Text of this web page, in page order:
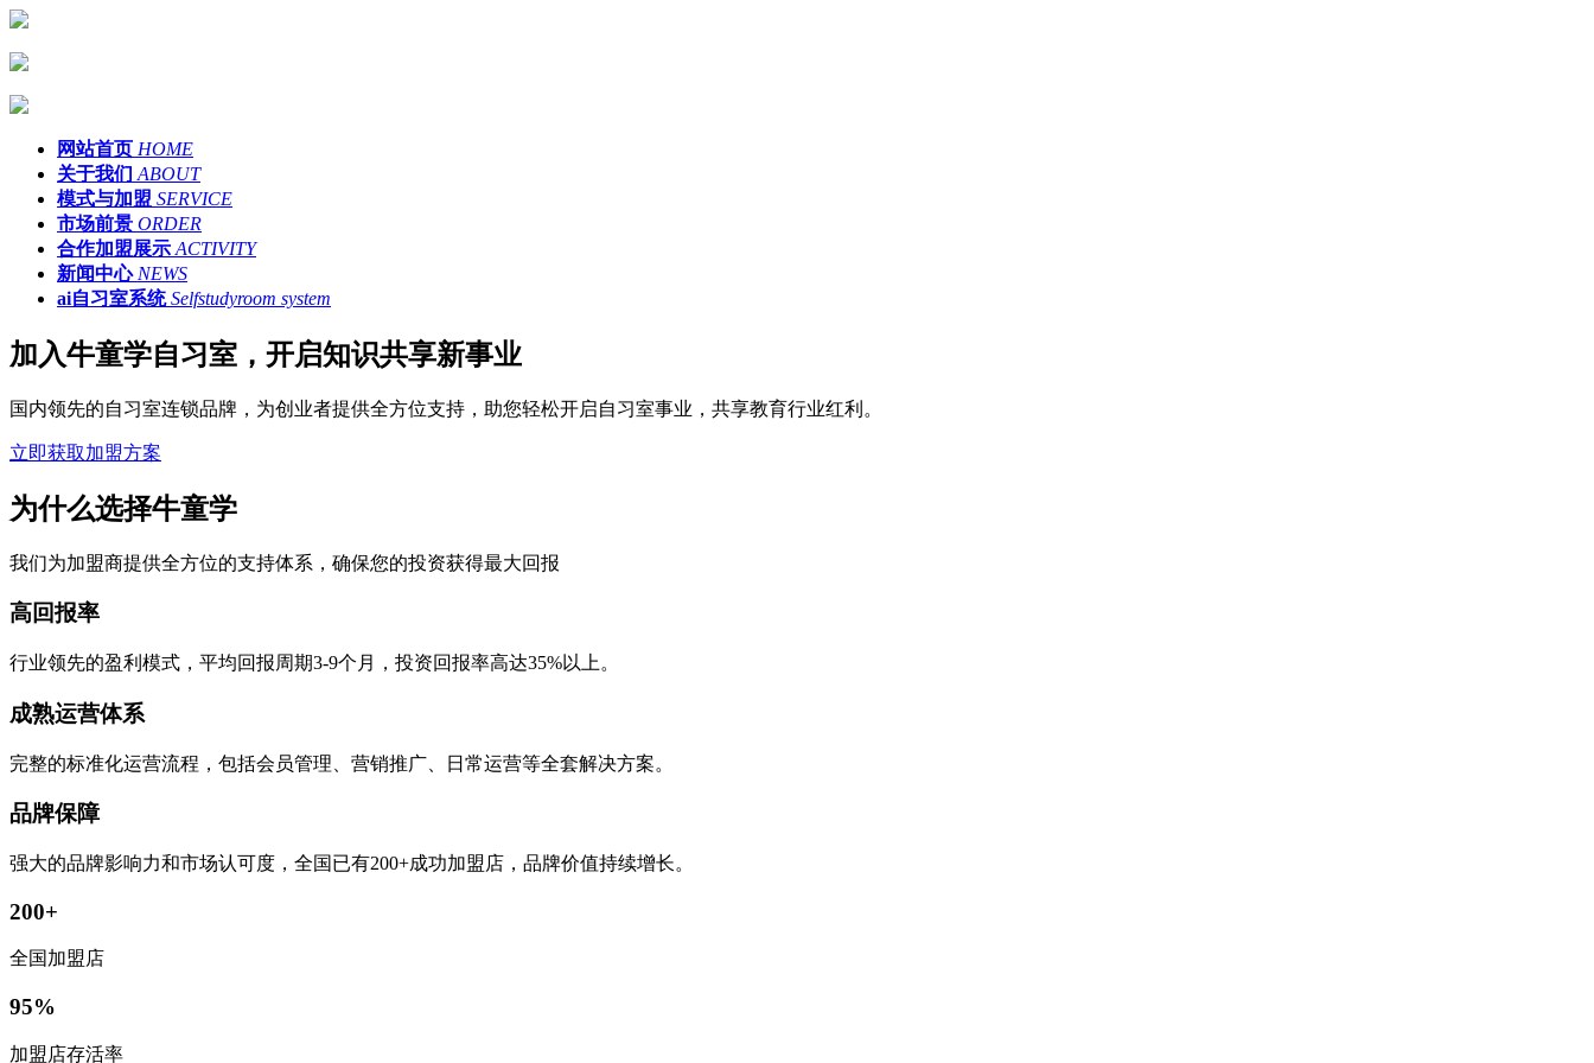
网站首页 HOME
关于我们 ABOUT
模式与加盟 SERVICE
市场前景 ORDER
合作加盟展示 ACTIVITY
新闻中心 NEWS
ai自习室系统 Selfstudyroom system
加入牛童学自习室，开启知识共享新事业
国内领先的自习室连锁品牌，为创业者提供全方位支持，助您轻松开启自习室事业，共享教育行业红利。
立即获取加盟方案
为什么选择牛童学
我们为加盟商提供全方位的支持体系，确保您的投资获得最大回报
高回报率
行业领先的盈利模式，平均回报周期3-9个月，投资回报率高达35%以上。
成熟运营体系
完整的标准化运营流程，包括会员管理、营销推广、日常运营等全套解决方案。
品牌保障
强大的品牌影响力和市场认可度，全国已有200+成功加盟店，品牌价值持续增长。
200+
全国加盟店
95%
加盟店存活率